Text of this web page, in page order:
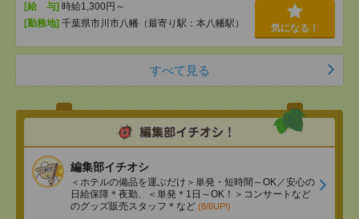
[給 与] 時給1,300円～
[勤務地] 千葉県市川市八幡（最寄り駅：本八幡駅） 気になる！
すべて見る
編集部イチオシ
＜ホテルの備品を運ぶだけ＞単発・短時間～OK／安心の
日給保障＊夜勤、＜単発＊1日～OK！＞コンサートなど
のグッズ販売スタッフ＊など (8/6UP!)